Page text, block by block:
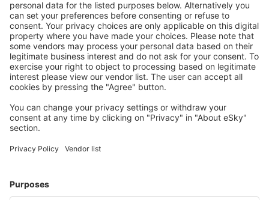
Atraktivní ceny a speciální nabídky pro přihlášené
uživatele.
Ubytování dle vašeho gusta
Vyberte si z více než 1.3 milionu zařízení: hotelů,
apartmánů, chat a dalších.
Nejvyhledávanější hotely uživateli eSky
Hotely ve Francii - Oblíbená města
Hotely in Cannes Hotely in Le Cap d`Agde